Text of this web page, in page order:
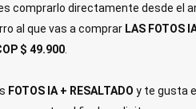
comprarlo directamente desde el
al que vas a comprar LAS FOTOS
$ 49.900
FOTOS IA + RESALTADO y te gusta